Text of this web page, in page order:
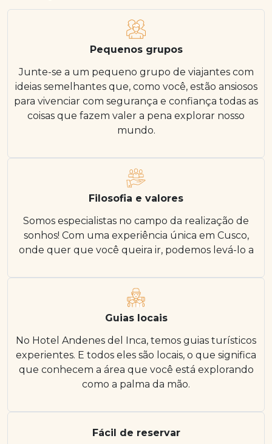
Pequenos grupos
Junte-se a um pequeno grupo de viajantes com
ideias semelhantes que, como você, estão ansiosos
para vivenciar com segurança e confiança todas as
coisas que fazem valer a pena explorar nosso
mundo.
Filosofia e valores
Somos especialistas no campo da realização de
sonhos! Com uma experiência única em Cusco,
onde quer que você queira ir, podemos levá-lo a
Guias locais
No Hotel Andenes del Inca, temos guias turísticos
experientes. E todos eles são locais, o que significa
que conhecem a área que você está explorando
como a palma da mão.
Fácil de reservar